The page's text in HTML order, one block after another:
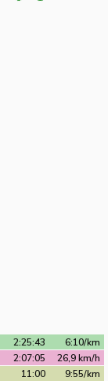
6:10/km
2:25:43
26,9 km/h
2:07:05
9:55/km
11:00